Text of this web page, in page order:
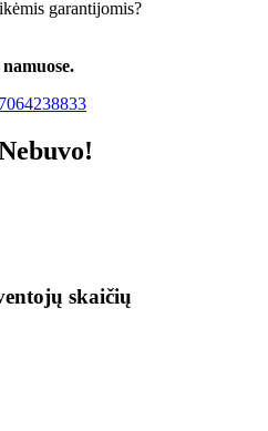
garantijomis?
skaičių